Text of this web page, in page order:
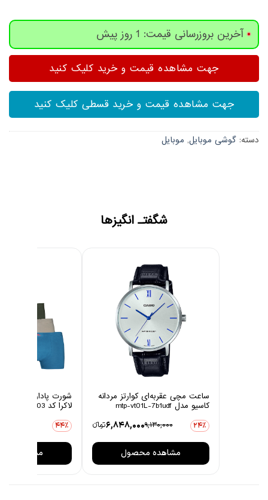
آخرین بروزرسانی قیمت: 1 روز پیش
جهت مشاهده قیمت و خرید کلیک کنید
جهت مشاهده قیمت و خرید قسطی کلیک کنید
دسته: گوشی موبایل, موبایل
شگفتـ انگیزها
ساعت مچی عقربه‌ای کوارتز مردانه
کاسیو مدل mtp-vt01L-7b1udf
24٪ 9,130,000
6,848,000تومانءء
مشاهده محصول
شورت پادار مردانه
لاکرا کد 1003 مجموعه 6 عددی
44٪
مشاهده